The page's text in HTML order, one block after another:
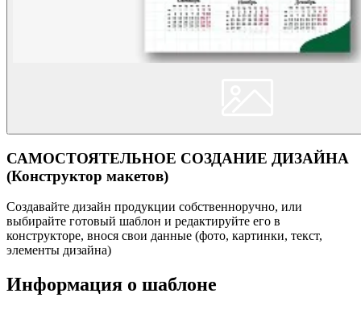
САМОСТОЯТЕЛЬНОЕ СОЗДАНИЕ ДИЗАЙНА
(Конструктор макетов)
Создавайте дизайн продукции собственноручно, или
выбирайте готовый шаблон и редактируйте его в
конструкторе, внося свои данные (фото, картинки, текст,
элементы дизайна)
Информация о шаблоне